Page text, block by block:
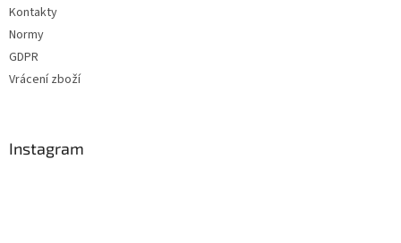
Kontakty
Normy
GDPR
Vrácení zboží
Instagram